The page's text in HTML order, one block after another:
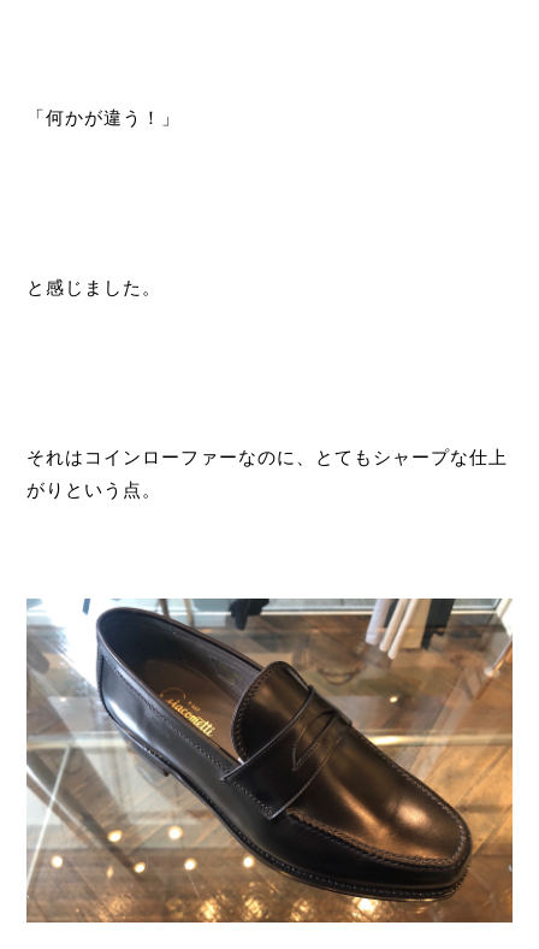
「何かが違う！」
と感じました。
それはコインローファーなのに、とてもシャープな仕上
がりという点。